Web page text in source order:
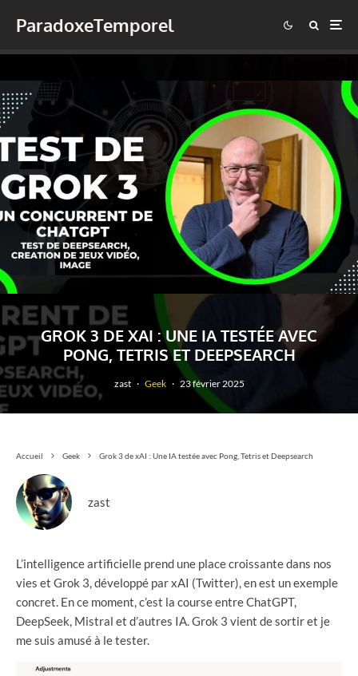
ParadoxeTemporel
GROK 3 DE XAI : UNE IA TESTÉE AVEC
PONG, TETRIS ET DEEPSEARCH
zast · Geek · 23 février 2025
Accueil Geek Grok 3 de xAI : Une IA testée avec Pong, Tetris et Deepsearch
zast
L’intelligence artificielle prend une place croissante dans nos
vies et Grok 3, développé par xAI (Twitter), en est un exemple
concret. En ce moment, c’est la course entre ChatGPT,
DeepSeek, Mistral et d’autres IA. Grok 3 vient de sortir et je
me suis amusé à le tester.